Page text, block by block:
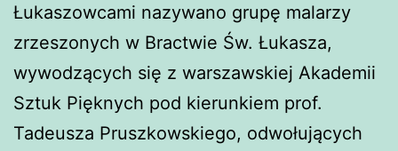
Łukaszowcami nazywano grupę malarzy
zrzeszonych w Bractwie Św. Łukasza,
wywodzących się z warszawskiej Akademii
Sztuk Pięknych pod kierunkiem prof.
Tadeusza Pruszkowskiego, odwołujących